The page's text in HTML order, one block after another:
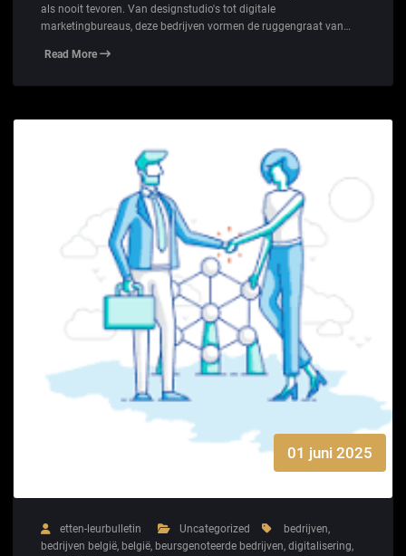
als nooit tevoren. Van designstudio's tot digitale
marketingbureaus, deze bedrijven vormen de ruggengraat van…
Read More
01 juni 2025
etten-leurbulletin Uncategorized bedrijven,
bedrijven belgië, belgië, beursgenoteerde bedrijven, digitalisering,